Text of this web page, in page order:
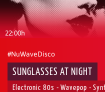
22:00h
#NuWaveDisco
SUNGLASSES AT NIGHT
Electronic 80s - Wavepop -